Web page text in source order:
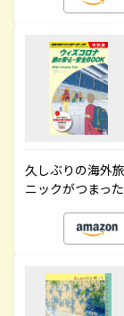
久しぶりの海外
ニックがつまっ